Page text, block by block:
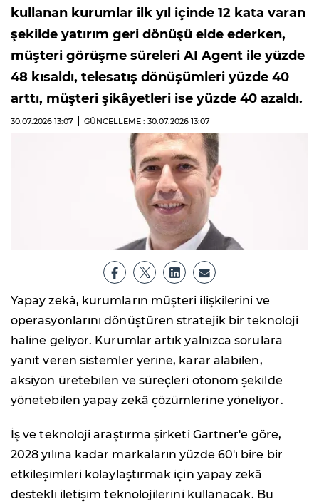
kullanan kurumlar ilk yıl içinde 12 kata varan
şekilde yatırım geri dönüşü elde ederken,
müşteri görüşme süreleri AI Agent ile yüzde
48 kısaldı, telesatış dönüşümleri yüzde 40
arttı, müşteri şikâyetleri ise yüzde 40 azaldı.
30.07.2026 13:07 GÜNCELLEME : 30.07.2026 13:07
Yapay zekâ, kurumların müşteri ilişkilerini ve
operasyonlarını dönüştüren stratejik bir teknoloji
haline geliyor. Kurumlar artık yalnızca sorulara
yanıt veren sistemler yerine, karar alabilen,
aksiyon üretebilen ve süreçleri otonom şekilde
yönetebilen yapay zekâ çözümlerine yöneliyor.
İş ve teknoloji araştırma şirketi Gartner'e göre,
2028 yılına kadar markaların yüzde 60'ı bire bir
etkileşimleri kolaylaştırmak için yapay zekâ
destekli iletişim teknolojilerini kullanacak. Bu